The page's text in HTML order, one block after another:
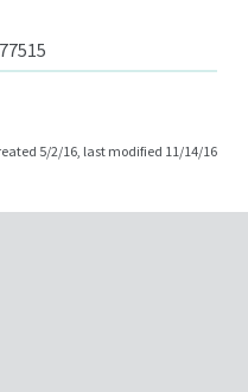
5/2/16, last modified 11/14/16